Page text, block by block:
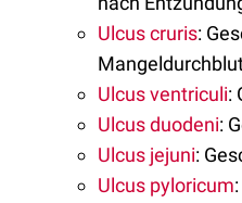
Ulcus cruris:
Ulcus ventriculi:
Ulcus duodeni:
Ulcus jejuni:
Ulcus pyloricum